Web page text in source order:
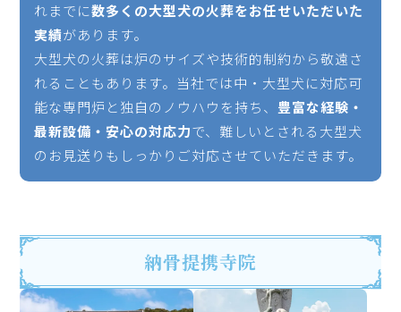
れまでに数多くの大型犬の火葬をお任せいただいた
実績があります。
大型犬の火葬は炉のサイズや技術的制約から敬遠さ
れることもあります。当社では中・大型犬に対応可
能な専門炉と独自のノウハウを持ち、 豊富な経験・
最新設備・安心の対応力で、難しいとされる大型犬
のお見送りもしっかりご対応させていただきます。
納骨提携寺院